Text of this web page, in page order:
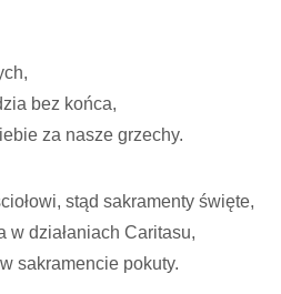
bez końca,
za nasze grzechy.
stąd sakramenty święte,
w działaniach Caritasu,
sakramencie pokuty.